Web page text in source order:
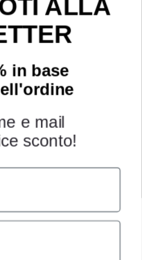
ALLA
in base
e mail
sconto!